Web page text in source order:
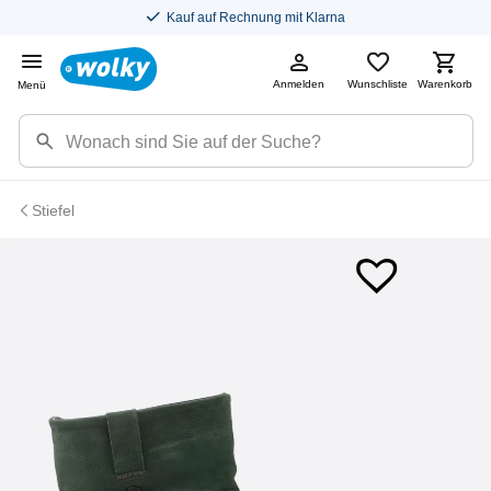
Kauf auf Rechnung mit Klarna
Menü Anmelden Wunschliste Warenkorb
Stiefel